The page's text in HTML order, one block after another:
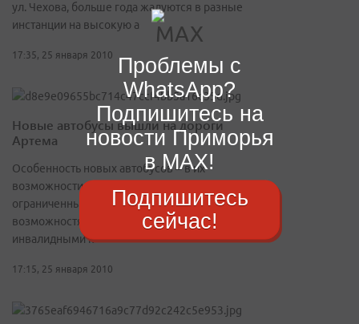
ул. Чехова, больше года жалуются в разные
инстанции на высокую а
17:35, 25 января 2010
Новые автобусы вышли на дороги
Артема
Особенность новых автобусов – в их
возможности перевозить людей с
ограниченными физическими
возможностями, пользующихся
инвалидными к
17:15, 25 января 2010
Проблемы с
WhatsApp?
Подпишитесь на
новости Приморья
в MAX!
Подпишитесь
сейчас!